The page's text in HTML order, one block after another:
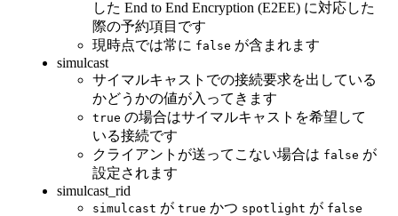
した End to End Encryption (E2EE) に対応した
際の予約項目です
現時点では常に false が含まれます
simulcast
サイマルキャストでの接続要求を出している
かどうかの値が入ってきます
true の場合はサイマルキャストを希望して
いる接続です
クライアントが送ってこない場合は false が
設定されます
simulcast_rid
simulcast が true かつ spotlight が false